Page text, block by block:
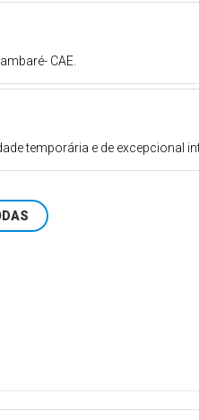
CAE.
temporária e de excepcional